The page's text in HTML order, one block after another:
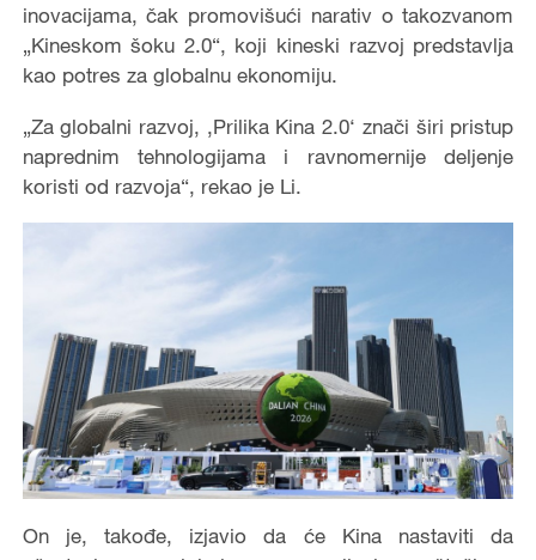
inovacijama, čak promovišući narativ o takozvanom
„Kineskom šoku 2.0“, koji kineski razvoj predstavlja
kao potres za globalnu ekonomiju.
„Za globalni razvoj, ‚Prilika Kina 2.0‘ znači širi pristup
naprednim tehnologijama i ravnomernije deljenje
koristi od razvoja“, rekao je Li.
On je, takođe, izjavio da će Kina nastaviti da